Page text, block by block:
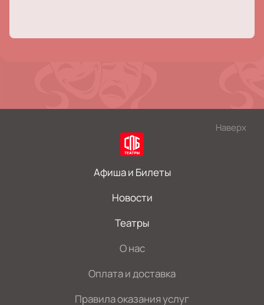
Наверх
Афиша и Билеты
Новости
Театры
О нас
Оплата и доставка
Правила оказания услуг